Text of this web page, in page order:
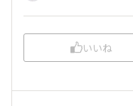
いいね